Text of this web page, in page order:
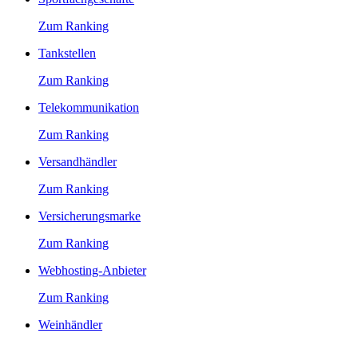
Zum Ranking
Tankstellen
Zum Ranking
Telekommunikation
Zum Ranking
Versandhändler
Zum Ranking
Versicherungsmarke
Zum Ranking
Webhosting-Anbieter
Zum Ranking
Weinhändler